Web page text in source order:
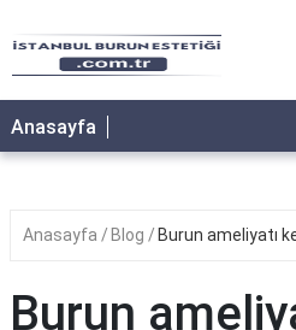
Anasayfa
Anasayfa Blog Burun ameliyatı
Burun